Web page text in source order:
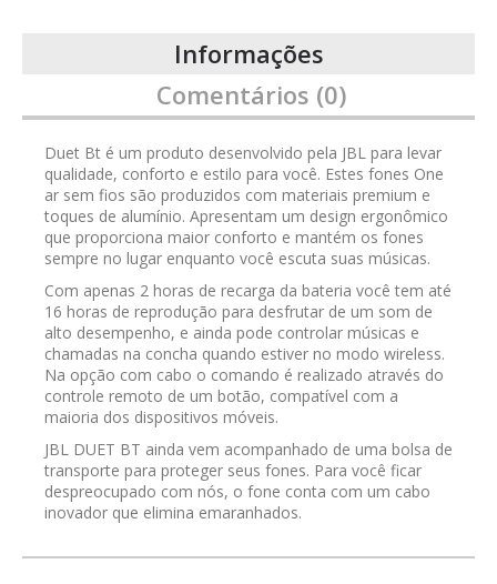
Informações
Comentários (0)
Duet Bt é um produto desenvolvido pela JBL para levar
qualidade, conforto e estilo para você. Estes fones One
ar sem fios são produzidos com materiais premium e
toques de alumínio. Apresentam um design ergonômico
que proporciona maior conforto e mantém os fones
sempre no lugar enquanto você escuta suas músicas.
Com apenas 2 horas de recarga da bateria você tem até
16 horas de reprodução para desfrutar de um som de
alto desempenho, e ainda pode controlar músicas e
chamadas na concha quando estiver no modo wireless.
Na opção com cabo o comando é realizado através do
controle remoto de um botão, compatível com a
maioria dos dispositivos móveis.
JBL DUET BT ainda vem acompanhado de uma bolsa de
transporte para proteger seus fones. Para você ficar
despreocupado com nós, o fone conta com um cabo
inovador que elimina emaranhados.